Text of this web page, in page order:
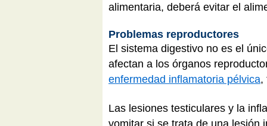
alimentaria, deberá evitar el
Problemas reproductores
El sistema digestivo no es el
afectan a los órganos
enfermedad inflamatoria pélvica,
Las lesiones testiculares y la
vomitar si se trata de una lesión